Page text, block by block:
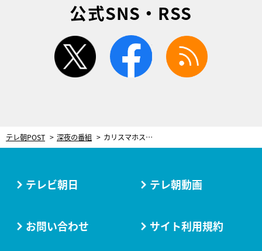
公式SNS・RSS
twitter facebook
テレ朝POST 深夜の番組 カリスマホストのローランド、『ソノサキ』最終回でスタジオ初登場！謎に包まれた素顔がついに明らかに？！
テレビ朝日 テレ朝動画
お問い合わせ サイト利用規約